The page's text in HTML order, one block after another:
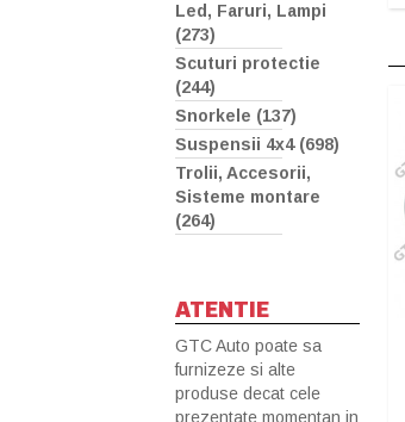
Led, Faruri, Lampi
(273)
Scuturi protectie
(244)
Snorkele (137)
Suspensii 4x4 (698)
Trolii, Accesorii,
Sisteme montare
(264)
ATENTIE
GTC Auto poate sa
furnizeze si alte
produse decat cele
prezentate momentan in